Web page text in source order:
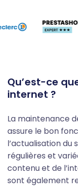
Qu’est-ce
internet ?
La maintenance
assure le bon
l’actualisation du
régulières et
contenu et de
sont également